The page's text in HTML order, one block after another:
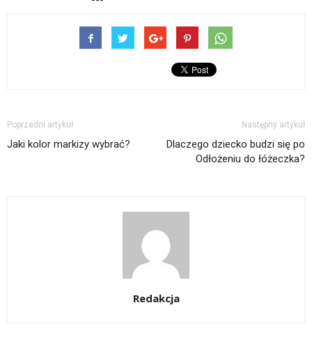
Poprzedni artykuł
Jaki kolor markizy wybrać?
Następny artykuł
Dlaczego dziecko budzi się po
Odłożeniu do łóżeczka?
Redakcja